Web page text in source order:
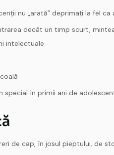
nu „arată” deprimaţi la fel ca
decât un timp scurt,
intelectuale
special în primii ani de
de cap, în josul pieptului, de